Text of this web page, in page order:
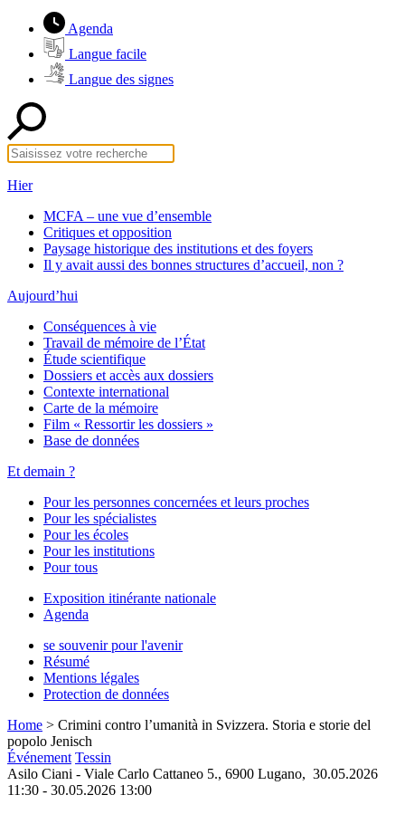
Agenda
Langue facile
Langue des signes
Hier
MCFA – une vue d’ensemble
Critiques et opposition
Paysage historique des institutions et des foyers
Il y avait aussi des bonnes structures d’accueil, non ?
Aujourd’hui
Conséquences à vie
Travail de mémoire de l’État
Étude scientifique
Dossiers et accès aux dossiers
Contexte international
Carte de la mémoire
Film « Ressortir les dossiers »
Base de données
Et demain ?
Pour les personnes concernées et leurs proches
Pour les spécialistes
Pour les écoles
Pour les institutions
Pour tous
Exposition itinérante nationale
Agenda
se souvenir pour l'avenir
Résumé
Mentions légales
Protection de données
Home > Crimini contro l’umanità in Svizzera. Storia e storie del
popolo Jenisch
Événement Tessin
Asilo Ciani - Viale Carlo Cattaneo 5., 6900 Lugano, 30.05.2026
11:30 - 30.05.2026 13:00